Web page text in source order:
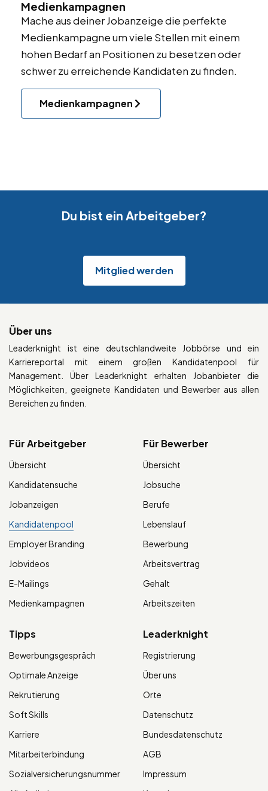
Medienkampagnen
Mache aus deiner Jobanzeige die perfekte
Medienkampagne um viele Stellen mit einem
hohen Bedarf an Positionen zu besetzen oder
schwer zu erreichende Kandidaten zu finden.
Medienkampagnen
Du bist ein Arbeitgeber?
Mitglied werden
Über uns
Leaderknight ist eine deutschlandweite Jobbörse und ein
Karriereportal mit einem großen Kandidatenpool für
Management. Über Leaderknight erhalten Jobanbieter die
Möglichkeiten, geeignete Kandidaten und Bewerber aus allen
Bereichen zu finden.
Für Arbeitgeber
Übersicht
Kandidatensuche
Jobanzeigen
Kandidatenpool
Employer Branding
Jobvideos
E-Mailings
Medienkampagnen
Für Bewerber
Übersicht
Jobsuche
Berufe
Lebenslauf
Bewerbung
Arbeitsvertrag
Gehalt
Arbeitszeiten
Tipps
Bewerbungsgespräch
Optimale Anzeige
Rekrutierung
Soft Skills
Karriere
Mitarbeiterbindung
Sozialversicherungsnummer
Leaderknight
Registrierung
Über uns
Orte
Datenschutz
Bundesdatenschutz
AGB
Impressum